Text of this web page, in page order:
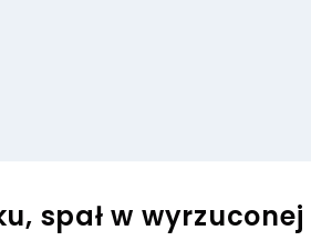
spał w wyrzuconej